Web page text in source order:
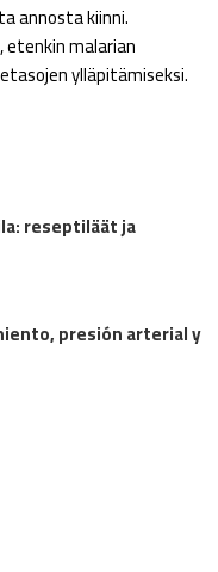
annosta kiinni.
etenkin malarian
ylläpitämiseksi.
reseptiläät ja
presión arterial y